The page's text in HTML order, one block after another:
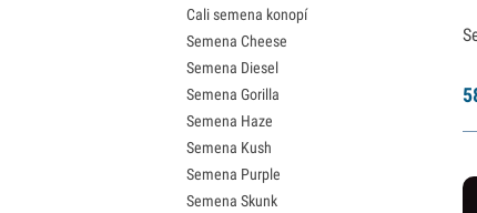
Cali semena konopí
Semena Cheese
Semena Diesel
Semena Gorilla
Semena Haze
Semena Kush
Semena Purple
Semena Skunk